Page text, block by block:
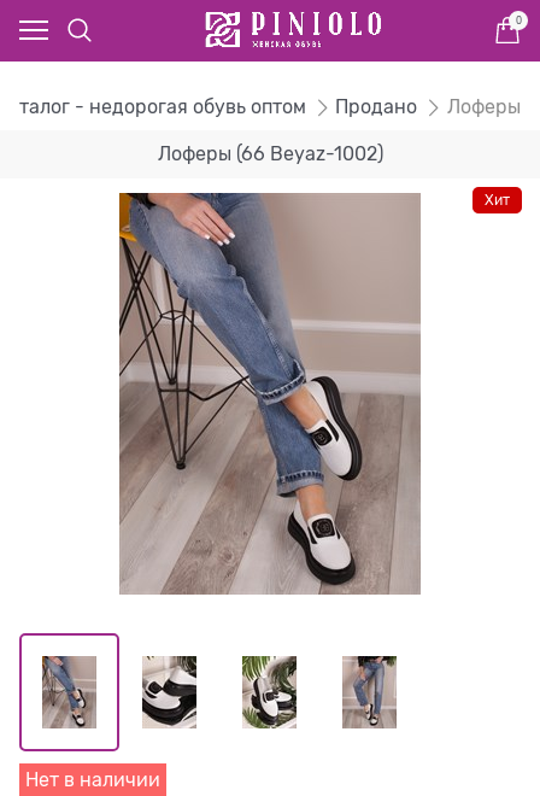
0
- недорогая обувь оптом Продано Лоферы
Лоферы (66 Beyaz-1002)
Хит
Нет в наличии